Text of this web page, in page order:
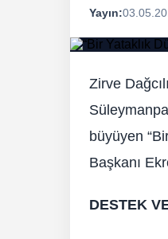
Yayın:
Zirve
büyüyen
Başkanı
DESTEK